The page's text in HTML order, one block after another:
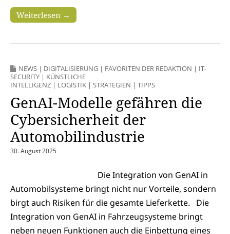
Weiterlesen →
NEWS | DIGITALISIERUNG | FAVORITEN DER REDAKTION | IT-
SECURITY | KÜNSTLICHE
INTELLIGENZ | LOGISTIK | STRATEGIEN | TIPPS
GenAI-Modelle gefähren die
Cybersicherheit der
Automobilindustrie
30. August 2025
Die Integration von GenAI in
Automobilsysteme bringt nicht nur Vorteile, sondern
birgt auch Risiken für die gesamte Lieferkette. Die
Integration von GenAI in Fahrzeugsysteme bringt
neben neuen Funktionen auch die Einbettung eines